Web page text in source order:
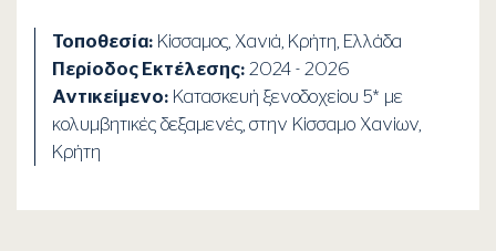
Τοποθεσία: Κίσσαμος, Χανιά, Κρήτη, Ελλάδα
Περίοδος Εκτέλεσης: 2024 - 2026
Αντικείμενο: Κατασκευή ξενοδοχείου 5* με
κολυμβητικές δεξαμενές, στην Κίσσαμο Χανίων,
Κρήτη